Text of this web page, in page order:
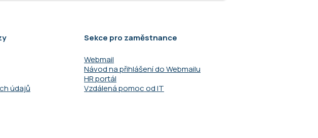
údajů
Sekce pro zaměstnance
Webmail
Návod na přihlášení do Webmailu
HR portál
Vzdálená pomoc od IT